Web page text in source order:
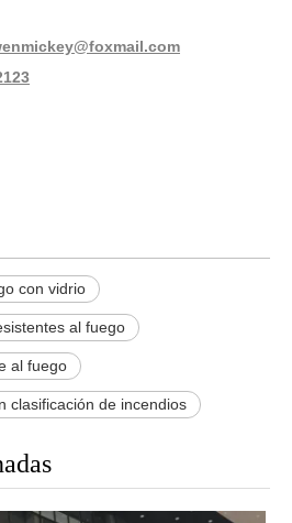
con vidrio
al fuego
al fuego
clasificación de incendios